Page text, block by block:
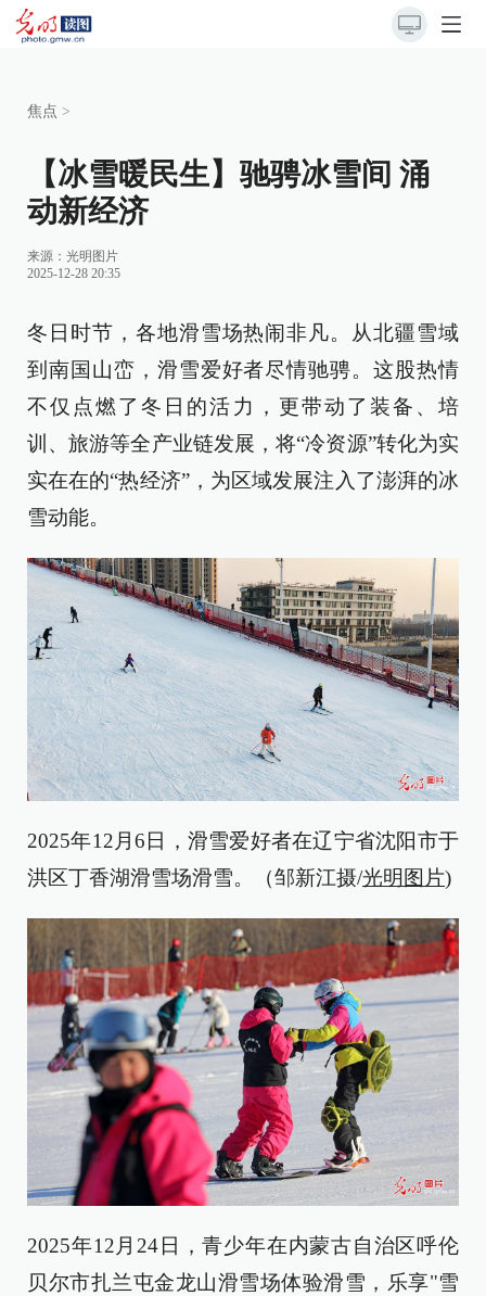
焦点 >
【冰雪暖民生】驰骋冰雪间 涌
动新经济
来源： 光明图片
2025-12-28 20:35
冬日时节，各地滑雪场热闹非凡。从北疆雪域
到南国山峦，滑雪爱好者尽情驰骋。这股热情
不仅点燃了冬日的活力，更带动了装备、培
训、旅游等全产业链发展，将“冷资源”转化为实
实在在的“热经济”，为区域发展注入了澎湃的冰
雪动能。
2025年12月6日，滑雪爱好者在辽宁省沈阳市于
洪区丁香湖滑雪场滑雪。（邹新江摄/光明图片)
2025年12月24日，青少年在内蒙古自治区呼伦
贝尔市扎兰屯金龙山滑雪场体验滑雪，乐享"雪